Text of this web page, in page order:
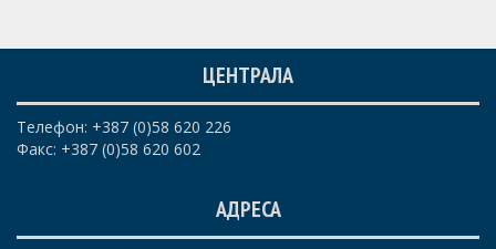
ЦЕНТРАЛА
Телефон: +387 (0)58 620 226
Факс: +387 (0)58 620 602
АДРЕСА